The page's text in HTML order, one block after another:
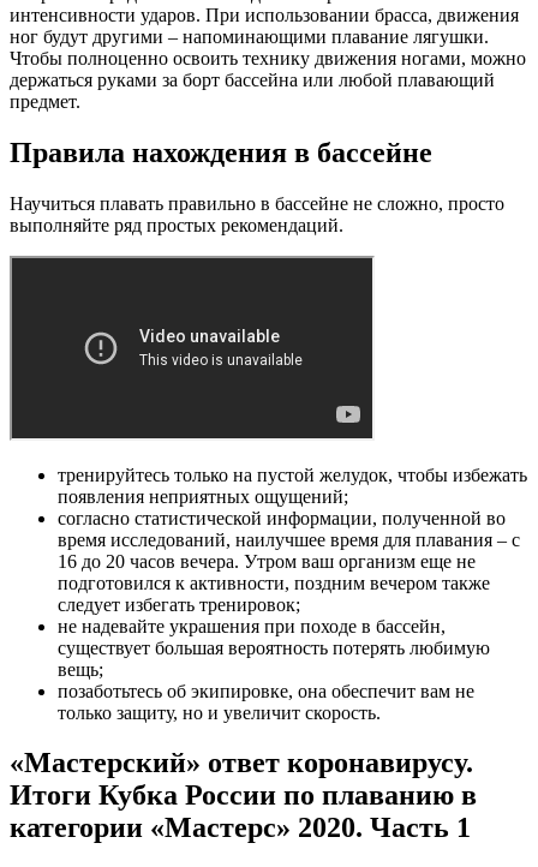
интенсивности ударов. При использовании брасса, движения
ног будут другими – напоминающими плавание лягушки.
Чтобы полноценно освоить технику движения ногами, можно
держаться руками за борт бассейна или любой плавающий
предмет.
Правила нахождения в бассейне
Научиться плавать правильно в бассейне не сложно, просто
выполняйте ряд простых рекомендаций.
тренируйтесь только на пустой желудок, чтобы избежать
появления неприятных ощущений;
согласно статистической информации, полученной во
время исследований, наилучшее время для плавания – с
16 до 20 часов вечера. Утром ваш организм еще не
подготовился к активности, поздним вечером также
следует избегать тренировок;
не надевайте украшения при походе в бассейн,
существует большая вероятность потерять любимую
вещь;
позаботьтесь об экипировке, она обеспечит вам не
только защиту, но и увеличит скорость.
«Мастерский» ответ коронавирусу.
Итоги Кубка России по плаванию в
категории «Мастерс» 2020. Часть 1